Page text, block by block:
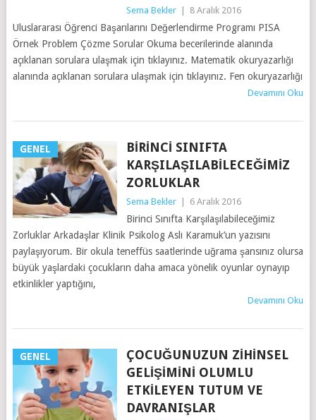
Sema Bekler 8 Aralık 2016
Uluslararası Öğrenci Başarılarını Değerlendirme Programı PISA
Örnek Problem Çözme Sorular Okuma becerilerinde alanında
açıklanan sorulara ulaşmak için tıklayınız. Matematik okuryazarlığı
alanında açıklanan sorulara ulaşmak için tıklayınız. Fen okuryazarlığı
Devamını Oku
GENEL
BIRINCI SINIFTA
KARŞILAŞILABILECEĞIMIZ
ZORLUKLAR
Sema Bekler 6 Aralık 2016
Birinci Sınıfta Karşılaşılabileceğimiz
Zorluklar Arkadaşlar Klinik Psikolog Aslı Karamuk’un yazısını
paylaşıyorum. Bir okula teneffüs saatlerinde uğrama şansınız olursa
büyük yaşlardaki çocukların daha amaca yönelik oyunlar oynayıp
etkinlikler yaptığını,
Devamını Oku
GENEL
ÇOCUĞUNUZUN ZIHINSEL
GELIŞIMINI OLUMLU
ETKILEYEN TUTUM VE
DAVRANIŞLAR